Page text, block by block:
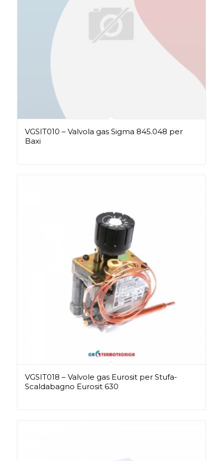
VGSIT010 – Valvola gas Sigma 845.048 per
Baxi
VGSIT018 – Valvole gas Eurosit per Stufa-
Scaldabagno Eurosit 630